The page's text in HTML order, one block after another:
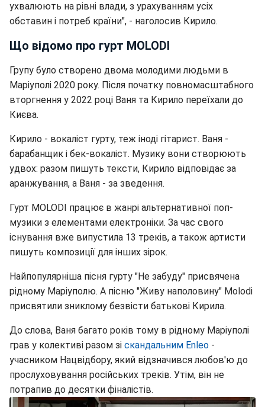
ухвалюють на рівні влади, з урахуванням усіх
обставин і потреб країни", - наголосив Кирило.
Що відомо про гурт MOLODI
Групу було створено двома молодими людьми в
Маріуполі 2020 року. Після початку повномасштабного
вторгнення у 2022 році Ваня та Кирило переїхали до
Києва.
Кирило - вокаліст гурту, теж іноді гітарист. Ваня -
барабанщик і бек-вокаліст. Музику вони створюють
удвох: разом пишуть тексти, Кирило відповідає за
аранжування, а Ваня - за зведення.
Гурт MOLODI працює в жанрі альтернативної поп-
музики з елементами електроніки. За час свого
існування вже випустила 13 треків, а також артисти
пишуть композиції для інших зірок.
Найпопулярніша пісня гурту "Не забуду" присвячена
рідному Маріуполю. А пісню "Живу наполовину" Molodi
присвятили зниклому безвісти батькові Кирила.
До слова, Ваня багато років тому в рідному Маріуполі
грав у колективі разом зі скандальним Enleo -
учасником Нацвідбору, який відзначився любов'ю до
прослуховування російських треків. Утім, він не
потрапив до десятки фіналістів.